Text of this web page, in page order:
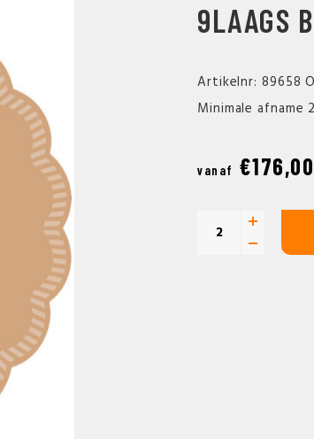
9LAAGS
Artikelnr: 89658
Minimale afname
vanaf €176,00